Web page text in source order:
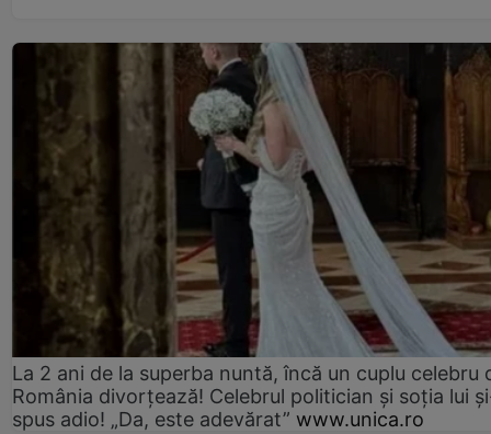
La 2 ani de la superba nuntă, încă un cuplu celebru
România divorțează! Celebrul politician și soția lui
spus adio! „Da, este adevărat” www.unica.ro